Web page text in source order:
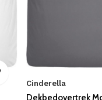
Cinderella
Dekbedovertrek